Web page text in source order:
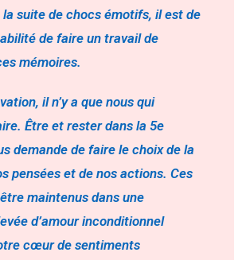
suite de chocs émotifs, il est de
de faire un travail de
mémoires.
il n’y a que nous qui
Être et rester dans la 5e
demande de faire le choix de la
pensées et de nos actions. Ces
maintenus dans une
d’amour inconditionnel
cœur de sentiments